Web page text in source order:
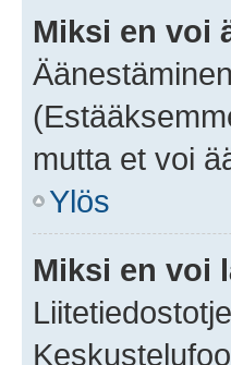
Miksi en voi
mutta et voi
Ylös
Miksi en voi